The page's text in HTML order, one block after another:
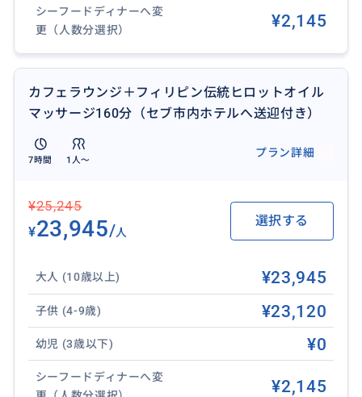
シーフードディナーへ変
更（人数分選択）
¥2,145
カフェラウンジ＋フィリピン伝統ヒロットオイル
マッサージ160分（セブ市内ホテルへ送迎付き）
7時間 1人〜
プラン詳細
¥25,245
¥23,945/人
選択する
大人 (10歳以上) ¥23,945
子供 (4-9歳) ¥23,120
幼児 (3歳以下) ¥0
シーフードディナーへ変
¥2,145